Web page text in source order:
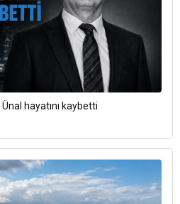
hayatını kaybetti